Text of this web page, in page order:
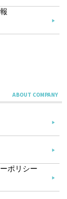
ポリシー